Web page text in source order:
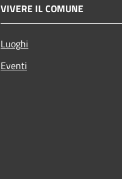
VIVERE IL COMUNE
Luoghi
Eventi